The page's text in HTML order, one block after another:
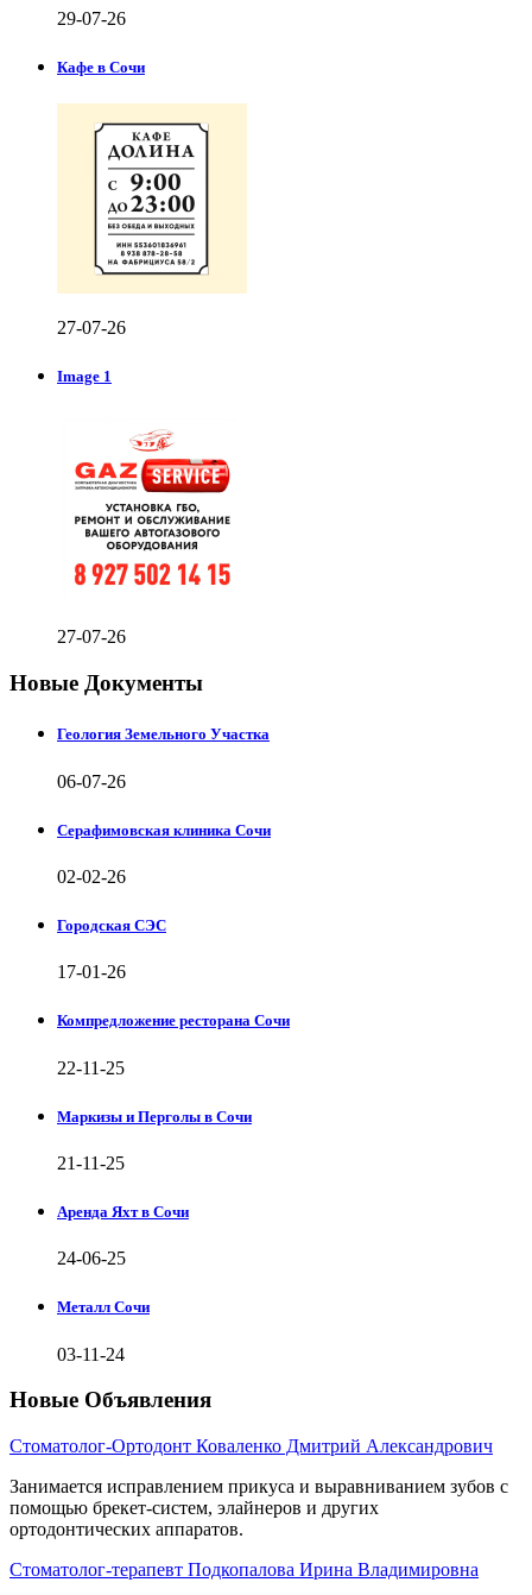
29-07-26
Кафе в Сочи
27-07-26
Image 1
27-07-26
Новые Документы
Геология Земельного Участка
06-07-26
Серафимовская клиника Сочи
02-02-26
Городская СЭС
17-01-26
Компредложение ресторана Сочи
22-11-25
Маркизы и Перголы в Сочи
21-11-25
Аренда Яхт в Сочи
24-06-25
Металл Сочи
03-11-24
Новые Объявления
Стоматолог-Ортодонт Коваленко Дмитрий Александрович
Занимается исправлением прикуса и выравниванием зубов с
помощью брекет-систем, элайнеров и других
ортодонтических аппаратов.
Стоматолог-терапевт Подкопалова Ирина Владимировна